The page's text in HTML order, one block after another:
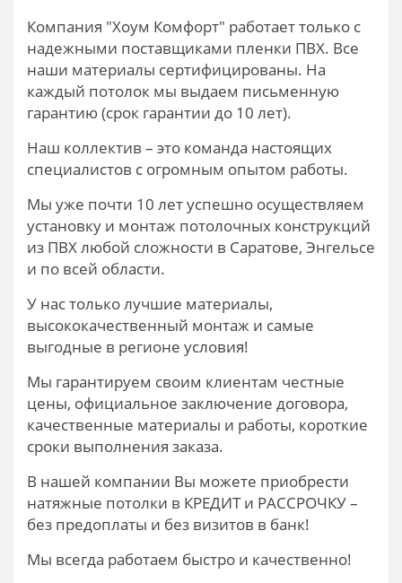
Компания "Хоум Комфорт" работает только с
надежными поставщиками пленки ПВХ. Все
наши материалы сертифицированы. На
каждый потолок мы выдаем письменную
гарантию (срок гарантии до 10 лет).
Наш коллектив – это команда настоящих
специалистов с огромным опытом работы.
Мы уже почти 10 лет успешно осуществляем
установку и монтаж потолочных конструкций
из ПВХ любой сложности в Саратове, Энгельсе
и по всей области.
У нас только лучшие материалы,
высококачественный монтаж и самые
выгодные в регионе условия!
Мы гарантируем своим клиентам честные
цены, официальное заключение договора,
качественные материалы и работы, короткие
сроки выполнения заказа.
В нашей компании Вы можете приобрести
натяжные потолки в КРЕДИТ и РАССРОЧКУ –
без предоплаты и без визитов в банк!
Мы всегда работаем быстро и качественно!